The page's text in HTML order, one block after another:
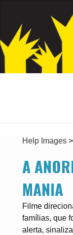
Help Images>
A
MANIA
Filme
famílias, que
alerta,